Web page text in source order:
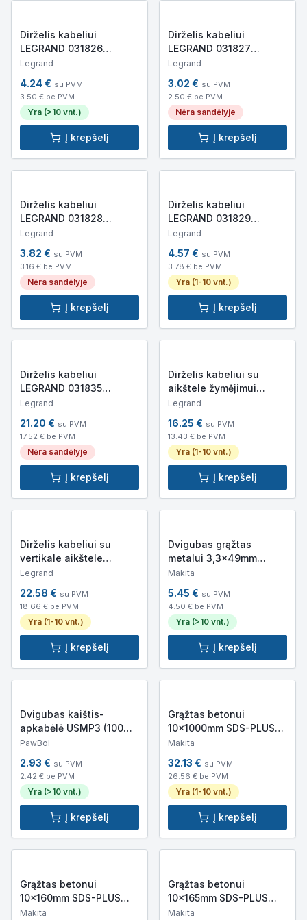
Dirželis kabeliui
LEGRAND 031826
360x3.5mm (baltas)
Legrand
4.24€ su PVM
3.50 € be PVM
Yra (>10 vnt.)
Į krepšelį
Dirželis kabeliui
LEGRAND 031827
180x4.6mm (baltas)
Legrand
3.02 € su PVM
2.50 € be PVM
Nėra sandėlyje
Į krepšelį
Dirželis kabeliui
LEGRAND 031828
280x4.6mm (baltas)
Legrand
3.82 € su PVM
3.16 € be PVM
Nėra sandėlyje
Į krepšelį
Dirželis kabeliui
LEGRAND 031829
360x4.6mm (baltas)
Legrand
4.57 € su PVM
3.78 € be PVM
Yra (1-10 vnt.)
Į krepšelį
Dirželis kabeliui
LEGRAND 031835
550x7.6mm (baltas)
Legrand
21.20 € su PVM
17.52 € be PVM
Nėra sandėlyje
Į krepšelį
Dirželis kabeliui su
aikštele žymėjimui
LEGRAND 032061
Legrand
16.25 € su PVM
13.43 € be PVM
Yra (1-10 vnt.)
Į krepšelį
Dirželis kabeliui su
vertikale aikštele
žymėjimui LEGRAND
(baltas)
Legrand
22.58 € su PVM
18.66 € be PVM
Yra (1-10 vnt.)
Į krepšelį
Dvigubas grąžtas
metalui 3,3x49mm
Makita B-26696
Makita
5.45 € su PVM
4.50 € be PVM
Yra (>10 vnt.)
Į krepšelį
Dvigubas kaištis-
apkabėlė USMP3 (100
vnt) Pawbol H.7314
PawBol
2.93 € su PVM
2.42 € be PVM
Yra (>10 vnt.)
Į krepšelį
Grąžtas betonui
10x1000mm SDS-PLUS
Makita B-47634
Makita
32.13 € su PVM
26.56 € be PVM
Yra (1-10 vnt.)
Į krepšelį
Grąžtas betonui
10x160mm SDS-PLUS
Makita B-46567
Makita
Grąžtas betonui
10x165mm SDS-PLUS
Makita NEMESIS 2 B-
Makita